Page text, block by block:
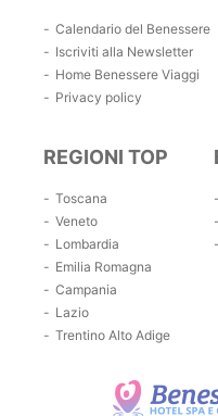
Calendario del Benessere
Iscriviti alla Newsletter
Home Benessere Viaggi
Privacy policy
REGIONI TOP
Toscana
Veneto
Lombardia
Emilia Romagna
Campania
Lazio
Trentino Alto Adige